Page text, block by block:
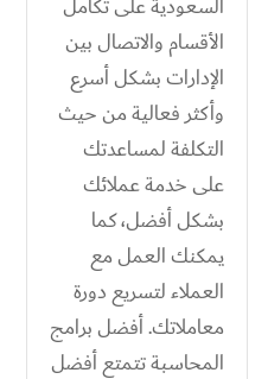
الأقسام والاتصال بين
الإدارات بشكل أسرع
وأكثر فعالية من حيث
التكلفة لمساعدتك
على خدمة عملائك
بشكل أفضل، كما
يمكنك العمل مع
العملاء لتسريع دورة
معاملاتك. أفضل برامج
المحاسبة تتمتع أفضل